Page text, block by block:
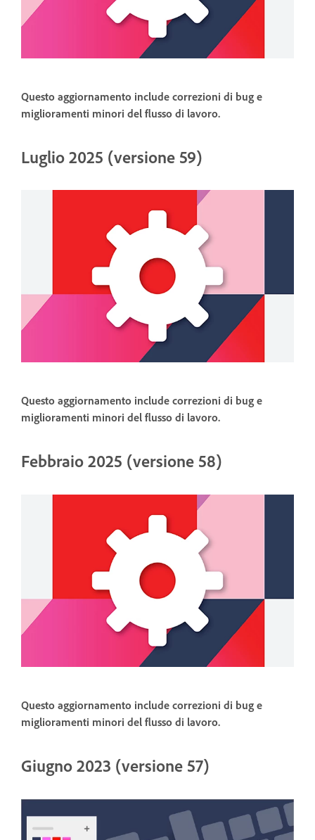
Questo aggiornamento include correzioni di bug e
miglioramenti minori del flusso di lavoro.
Luglio 2025 (versione 59)
Questo aggiornamento include correzioni di bug e
miglioramenti minori del flusso di lavoro.
Febbraio 2025 (versione 58)
Questo aggiornamento include correzioni di bug e
miglioramenti minori del flusso di lavoro.
Giugno 2023 (versione 57)